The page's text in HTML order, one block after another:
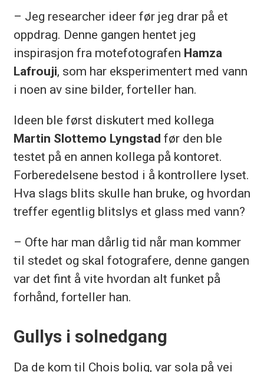
– Jeg researcher ideer før jeg drar på et
oppdrag. Denne gangen hentet jeg
inspirasjon fra motefotografen Hamza
Lafrouji, som har eksperimentert med vann
i noen av sine bilder, forteller han.
Ideen ble først diskutert med kollega
Martin Slottemo Lyngstad før den ble
testet på en annen kollega på kontoret.
Forberedelsene bestod i å kontrollere lyset.
Hva slags blits skulle han bruke, og hvordan
treffer egentlig blitslys et glass med vann?
– Ofte har man dårlig tid når man kommer
til stedet og skal fotografere, denne gangen
var det fint å vite hvordan alt funket på
forhånd, forteller han.
Gullys i solnedgang
Da de kom til Chois bolig, var sola på vei